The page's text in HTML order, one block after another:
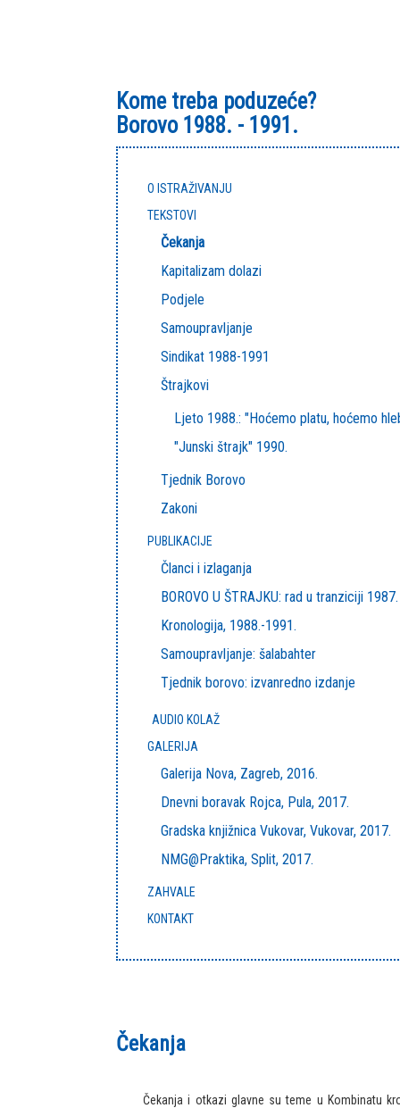
Kome treba poduzeće?
Borovo 1988. - 1991.
O ISTRAŽIVANJU
TEKSTOVI
Čekanja
Kapitalizam dolazi
Podjele
Samoupravljanje
Sindikat 1988-1991
Štrajkovi
Ljeto 1988.: "Hoćemo platu, hoćemo
"Junski štrajk" 1990.
Tjednik Borovo
Zakoni
PUBLIKACIJE
Članci i izlaganja
BOROVO U ŠTRAJKU: rad u tranziciji
Kronologija, 1988.-1991.
Samoupravljanje: šalabahter
Tjednik borovo: izvanredno izdanje
AUDIO KOLAŽ
GALERIJA
Galerija Nova, Zagreb, 2016.
Dnevni boravak Rojca, Pula, 2017.
Gradska knjižnica Vukovar, Vukovar, 2017.
NMG@Praktika, Split, 2017.
ZAHVALE
KONTAKT
Čekanja
Čekanja i otkazi glavne su teme u Kombinatu